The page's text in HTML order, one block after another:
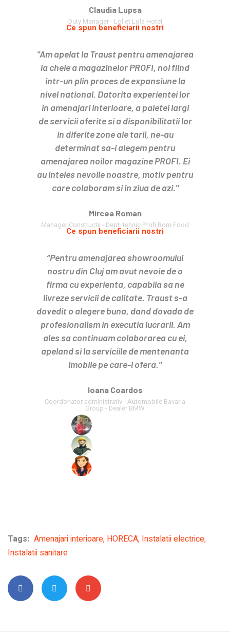
Claudia Lupsa
Duty Manager - Lol et Lola Hotel
Ce spun beneficiarii nostri
"Am apelat la Traust pentru amenajarea
la cheie a magazinelor PROFI, noi fiind
intr-un plin proces de expansiune la
nivel national. Datorita experientei lor
in amenajari interioare, a paletei largi
de servicii oferite si a disponibilitatii lor
in diferite zone ale tarii, ne-au
determinat sa-i alegem pentru
amenajarea noilor magazine PROFI. Ei
au inteles nevoile noastre, motiv pentru
care colaboram si in ziua de azi."
Mircea Roman
Manager Constructii - Dept. tehnic Profi Rom Food
Ce spun beneficiarii nostri
“Pentru amenajarea showroomului
nostru din Cluj am avut nevoie de o
firma cu experienta, capabila sa ne
livreze servicii de calitate. Traust s-a
dovedit o alegere buna, dand dovada de
profesionalism in executia lucrarii. Am
ales sa continuam colaborarea cu ei,
apeland si la serviciile de mentenanta
imobile pe care-l ofera."
Ioana Coardos
Coordonator administrativ - Automobile Bavaria
Group - Dealer BMW
Tags: Amenajari interioare, HORECA, Instalatii electrice,
Instalatii sanitare